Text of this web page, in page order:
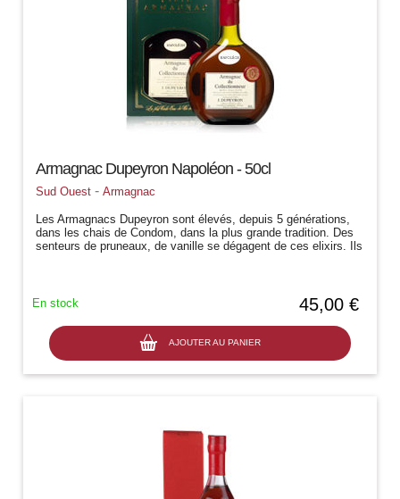
Armagnac Dupeyron Napoléon - 50cl
Sud Ouest -Armagnac
Les Armagnacs Dupeyron sont élevés, depuis 5 générations,
dans les chais de Condom, dans la plus grande tradition. Des
senteurs de pruneaux, de vanille se dégagent de ces elixirs. Ils
45,00 €
AJOUTER AU PANIER
En stock